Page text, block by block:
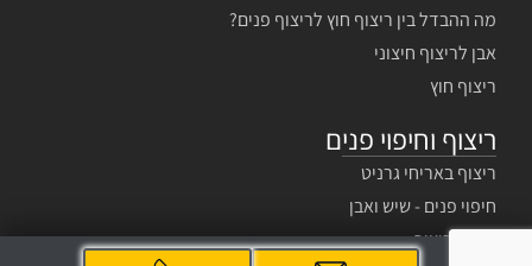
מה ההבדל בין ריצוף חוץ לריצוף פנים?
אבן לריצוף חיצוני
ריצוף חוץ
ריצוף וחיפוי פנים
ריצוף באריחי גרניט
חיפוי פנים - שיש ואבן
צבע הריצוף